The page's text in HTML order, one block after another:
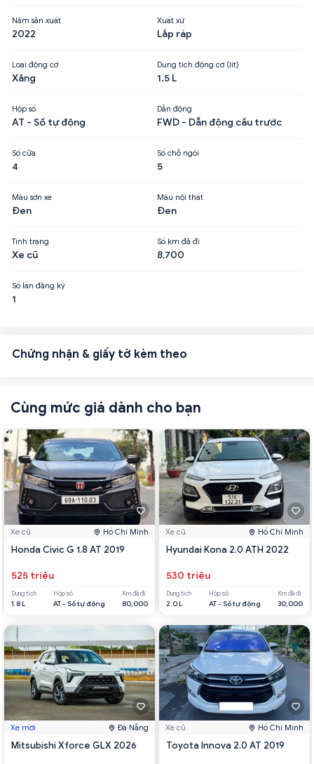
Năm sản xuất
2022
Xuất xứ
Lắp ráp
Loại động cơ
Xăng
Dung tích động cơ (lít)
1.5 L
Hộp số
AT - Số tự động
Dẫn động
FWD - Dẫn động cầu trước
Số cửa
4
Số chỗ ngồi
5
Màu sơn xe
Đen
Màu nội thất
Đen
Tình trạng
Xe cũ
Số km đã đi
8,700
Số lần đăng ký
1
Chứng nhận & giấy tờ kèm theo
Cùng mức giá dành cho bạn
Xe cũ Hồ Chí Minh
Honda Civic G 1.8 AT 2019
525 triệu
Dung tích
1.8 L
Hộp số
AT - Số tự động
Km đã đi
80,000
Xe mới Đà Nẵng
Mitsubishi Xforce GLX 2026
Xe cũ Hồ Chí Minh
Hyundai Kona 2.0 ATH 2022
530 triệu
Dung tích
2.0 L
Hộp số
AT - Số tự động
Km đã đi
30,000
Xe cũ Hồ Chí Minh
Toyota Innova 2.0 AT 2019